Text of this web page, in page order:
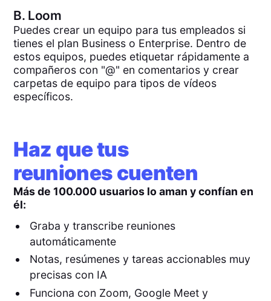
B. Loom
Puedes crear un equipo para tus empleados si
tienes el plan Business o Enterprise. Dentro de
estos equipos, puedes etiquetar rápidamente a
compañeros con "@" en comentarios y crear
carpetas de equipo para tipos de vídeos
específicos.
Haz que tus
reuniones cuenten
Más de 100.000 usuarios lo aman y confían en
él:
Graba y transcribe reuniones
automáticamente
Notas, resúmenes y tareas accionables muy
precisas con IA
Funciona con Zoom, Google Meet y